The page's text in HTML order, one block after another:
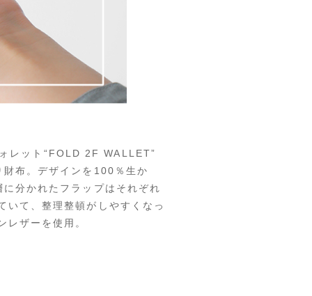
レット“FOLD 2F WALLET”
布。デザインを100％生か
分かれたフラップはそれぞれ
いて、整理整頓がしやすくなっ
レザーを使用。